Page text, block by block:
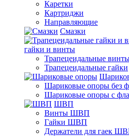
Каретки
Картриджи
Направляющие
Смазки
гайки и винты
Трапецеидальные
Трапецеидальные гайки
Шариковые опоры без
Шариковые опоры с
ШВП
Винты ШВП
Гайки ШВП
Держатели для гаек